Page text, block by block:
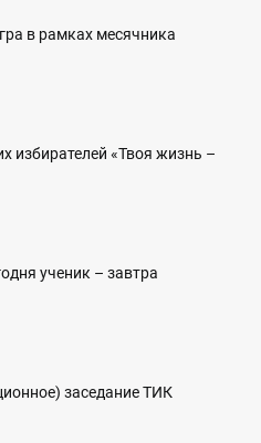
в рамках месячника
избирателей «Твоя жизнь –
ученик – завтра
заседание ТИК